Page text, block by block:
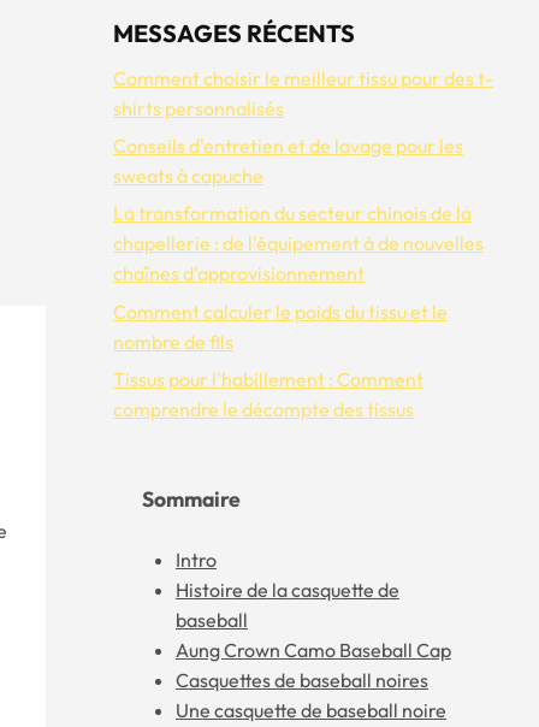
MESSAGES RÉCENTS
Comment choisir le meilleur tissu pour des t-
shirts personnalisés
Conseils d'entretien et de lavage pour les
sweats à capuche
La transformation du secteur chinois de la
chapellerie : de l'équipement à de nouvelles
chaînes d'approvisionnement
Comment calculer le poids du tissu et le
nombre de fils
Tissus pour l'habillement : Comment
comprendre le décompte des tissus
Sommaire
Intro
Histoire de la casquette de
baseball
Aung Crown Camo Baseball Cap
Casquettes de baseball noires
Une casquette de baseball noire